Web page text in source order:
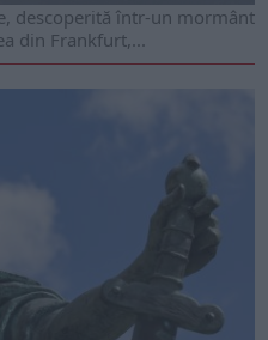
descoperită într-un mormânt
din Frankfurt,...